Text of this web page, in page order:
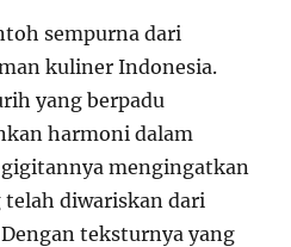
sempurna dari
kuliner Indonesia.
yang berpadu
harmoni dalam
gigitannya mengingatkan
diwariskan dari
teksturnya yang